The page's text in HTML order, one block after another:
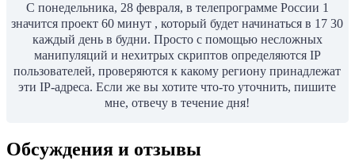
С понедельника, 28 февраля, в телепрограмме России 1
значится проект 60 минут , который будет начинаться в 17 30
каждый день в будни. Просто с помощью несложных
манипуляций и нехитрых скриптов определяются IP
пользователей, проверяются к какому региону принадлежат
эти IP-адреса. Если же вы хотите что-то уточнить, пишите
мне, отвечу в течение дня!
Обсуждения и отзывы